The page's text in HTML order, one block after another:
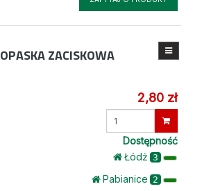
OPASKA ZACISKOWA
2,80 zł
Dostępność
Łódż 3
Pabianice 2